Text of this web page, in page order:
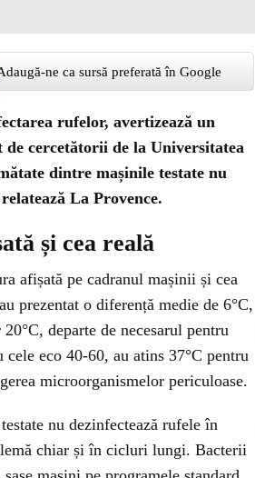
ne ca sursă preferată în Google
rufelor, avertizează un
cercetătorii de la Universitatea
dintre mașinile testate nu
La Provence.
și cea reală
afișată pe cadranul mașinii și cea
prezentat o diferență medie de 6°C,
departe de necesarul pentru
eco 40-60, au atins 37°C pentru
microorganismelor periculoase.
nu dezinfectează rufele în
chiar și în cicluri lungi. Bacterii